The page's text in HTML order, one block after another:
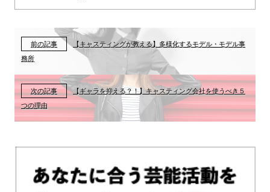
前の記事
【キャスティングが教える】多様化するモデル・モデル事
務所
次の記事
【ギャラを抑える？！】キャスティング会社を使うべき５
つの理由